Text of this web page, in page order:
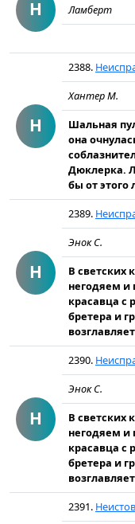
Н Ламберт
Н
2388.
Хантер М.
Шальная
она
Дюклерка.
бы от этого
Н
2389.
Энок С.
В светских
негодяем и
красавца с
бретера и
Н
2390.
Энок С.
В светских
негодяем и
красавца с
бретера и
2391.